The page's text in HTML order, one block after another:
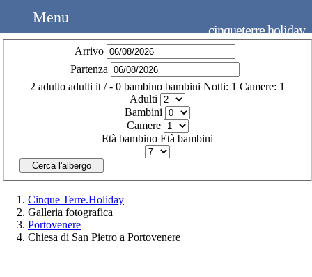
Menu
cinqueterre.holiday
Arrivo
Partenza
2 adulto adulti it / - 0 bambino bambini Notti: 1 Camere: 1
Adulti
Bambini
Camere
Età bambino Età bambini
Cerca l'albergo
Cinque Terre.Holiday
Galleria fotografica
Portovenere
Chiesa di San Pietro a Portovenere